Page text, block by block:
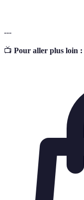
---
📺 Pour aller plus loin :